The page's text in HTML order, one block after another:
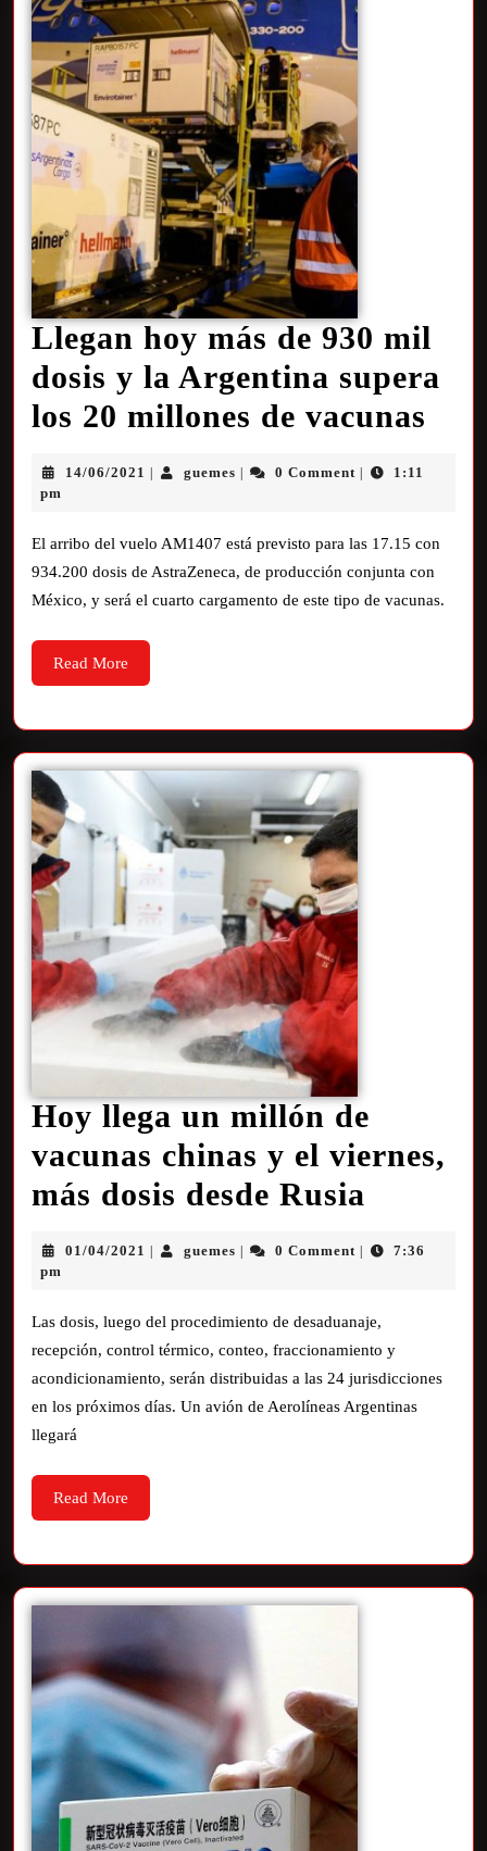
Llegan hoy más de 930 mil
dosis y la Argentina supera
los 20 millones de vacunas
14/06/2021 guemes 0 Comment
1:11
pm
El arribo del vuelo AM1407 está previsto para las 17.15 con
934.200 dosis de AstraZeneca, de producción conjunta con
México, y será el cuarto cargamento de este tipo de vacunas.
Read More
Hoy llega un millón de
vacunas chinas y el viernes,
más dosis desde Rusia
01/04/2021 guemes 0 Comment
7:36
pm
Las dosis, luego del procedimiento de desaduanaje,
recepción, control térmico, conteo, fraccionamiento y
acondicionamiento, serán distribuidas a las 24 jurisdicciones
en los próximos días. Un avión de Aerolíneas Argentinas
llegará
Read More